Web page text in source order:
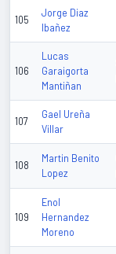
105
Jorge Diaz
Ibañez
106
Lucas
Garaigorta
Mantiñan
107
Gael Ureña
Villar
108
Martin Benito
Lopez
109
Enol
Hernandez
Moreno